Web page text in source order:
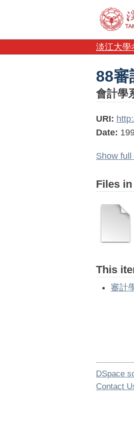
88
淡江大學
88審
會計學
URI:
Date:
Show full
Files
This
審計
DSpace
Contact